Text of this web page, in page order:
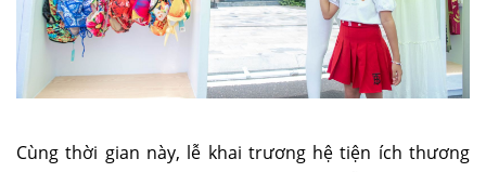
Cùng thời gian này, lễ khai trương hệ tiện ích thương